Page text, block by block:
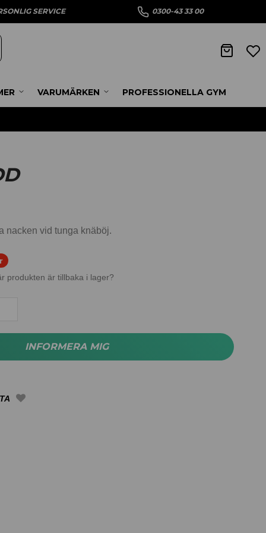
SERVICE 0300-43 33 00
VARUMÄRKEN PROFESSIONELLA GYM
nacken vid tunga knäböj.
produkten är tillbaka i lager?
INFORMERA MIG